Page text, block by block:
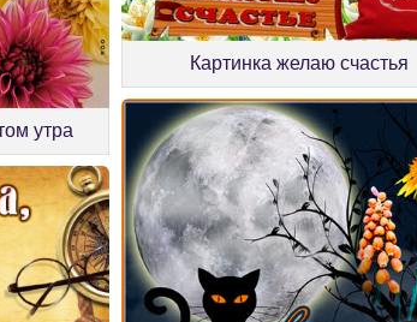
утра
Картинка желаю счастья